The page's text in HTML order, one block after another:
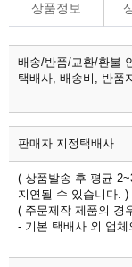
상품정보
배송/반품/교환/환불
택배사, 배송비, 반품
판매자 지정택배사
( 상품발송 후 평균
지연될 수 있습니다. )
( 주문제작 제품의 경
- 기본 택배사 외 업